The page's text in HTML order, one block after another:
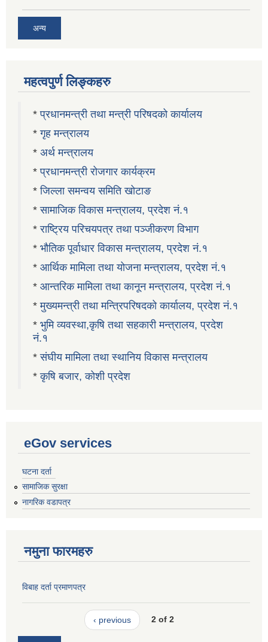
अन्य
महत्वपुर्ण लिङ्कहरु
*प्रधानमन्त्री तथा मन्त्री परिषदको कार्यालय
*गृह मन्त्रालय
* अर्थ मन्त्रालय
*प्रधानमन्त्री रोजगार कार्यक्रम
*जिल्ला समन्वय समिति खोटाङ
*सामाजिक विकास मन्त्रालय, प्रदेश नं.१
*राष्ट्रिय परिचयपत्र तथा पञ्जीकरण विभाग
* भौतिक पूर्वाधार विकास मन्त्रालय, प्रदेश नं.१
* आर्थिक मामिला तथा योजना मन्त्रालय, प्रदेश नं.१
* आन्तरिक मामिला तथा कानून मन्त्रालय, प्रदेश नं.१
*मुख्यमन्त्री तथा मन्त्रिपरिषदको कार्यालय, प्रदेश नं.१
* भुमि व्यवस्था,कृषि तथा सहकारी मन्त्रालय, प्रदेश
नं.१
*संघीय मामिला तथा स्थानिय विकास मन्त्रालय
*कृषि बजार, कोशी प्रदेश
eGov services
घटना दर्ता
सामाजिक सुरक्षा
नागरिक वडापत्र
नमुना फारमहरु
विबाह दर्ता प्रमाणपत्र
‹ previous 2 of 2